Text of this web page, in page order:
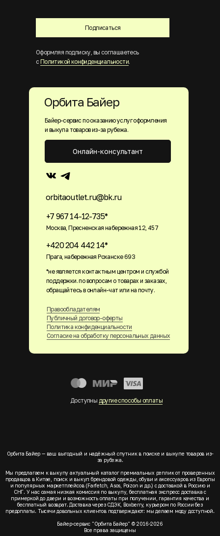
Подписаться
Оформляя подписку, вы соглашаетесь
с Политикой конфиденциальности.
Байер-сервис по оказанию услуг оформления
и выкупа товаров из-за рубежа.
+7 967 14-12-735*
Москва, Пресненская набережная 12, 457
+420 204 442 14*
Прага, набережная Роханске 693
orbitaoutlet.ru@bk.ru
Правообладателям
Публичный договор-оферты
Политика конфиденциальности
Согласие на обработку персональных данных
Онлайн-консультант
Орбита Байер
Доступны другие способы оплаты
*не является контактным центром и службой
поддержки. по вопросам о товарах и заказах,
обращайтесь в онлайн-чат или на почту.
Орбита Байер — ваш выгодный и надёжный спутник в поиске и выкупе товаров из-
за рубежа.
Мы предлагаем к выкупу актуальный каталог премиальных реплик от проверенных
продавцов в Китае, поиск и выкуп брендовой одежды, обуви и аксессуаров из Европы
и популярных маркетплейсов (Farfetch, Asos, Poizon и др.) с доставкой в Россию и
СНГ. У нас самая низкая комиссия по выкупу, бесплатная экспресс доставка с
примеркой до двери и возможность оплаты при получении, гарантия качества и
бесплатный возврат. Доставка через СДЭК, Boxberry, курьером по России без
предоплаты. Тысячи довольных клиентов подтверждают: мы делаем моду доступной.
Байер-сервис "Орбита Байер" © 2016-2026
Все права защищены